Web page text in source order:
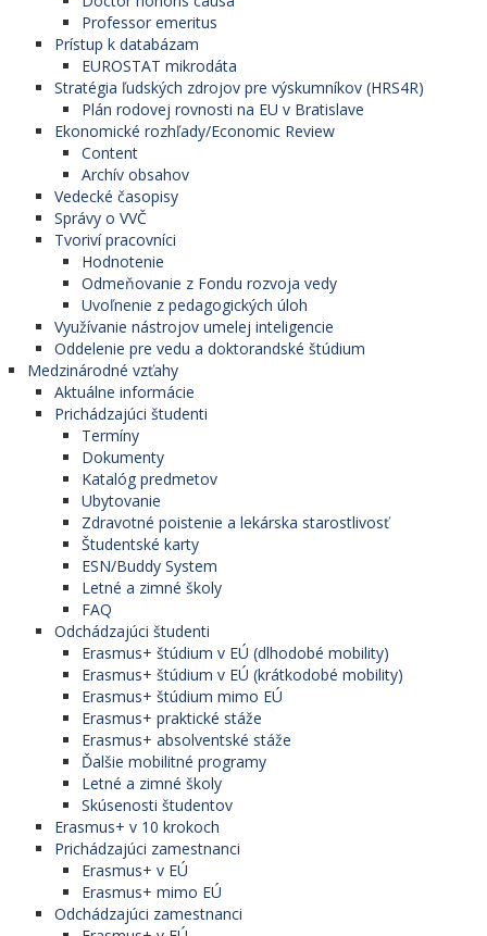
Professor emeritus
Prístup k databázam
EUROSTAT mikrodáta
Stratégia ľudských zdrojov pre výskumníkov (HRS4R)
Plán rodovej rovnosti na EU v Bratislave
Ekonomické rozhľady/Economic Review
Content
Archív obsahov
Vedecké časopisy
Správy o VVČ
Tvoriví pracovníci
Hodnotenie
Odmeňovanie z Fondu rozvoja vedy
Uvoľnenie z pedagogických úloh
Využívanie nástrojov umelej inteligencie
Oddelenie pre vedu a doktorandské štúdium
Medzinárodné vzťahy
Aktuálne informácie
Prichádzajúci študenti
Termíny
Dokumenty
Katalóg predmetov
Ubytovanie
Zdravotné poistenie a lekárska starostlivosť
Študentské karty
ESN/Buddy System
Letné a zimné školy
FAQ
Odchádzajúci študenti
Erasmus+ štúdium v EÚ (dlhodobé mobility)
Erasmus+ štúdium v EÚ (krátkodobé mobility)
Erasmus+ štúdium mimo EÚ
Erasmus+ praktické stáže
Erasmus+ absolventské stáže
Ďalšie mobilitné programy
Letné a zimné školy
Skúsenosti študentov
Erasmus+ v 10 krokoch
Prichádzajúci zamestnanci
Erasmus+ v EÚ
Erasmus+ mimo EÚ
Odchádzajúci zamestnanci